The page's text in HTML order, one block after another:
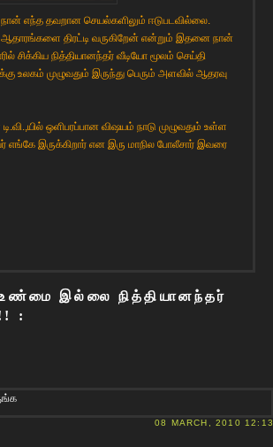
எந்த தவறான செயல்களிலும் ஈடுபடவில்லை.
திரட்டி வருகிறேன் என்றும் இதனை நான்
சிக்கிய நித்தியானந்தர் வீடியோ மூலம் செய்தி
உலகம் முழுவதும் இருந்து பெரும் அளவில் ஆதரவு
ஒளிபரப்பான விஷயம் நாடு முழுவதும் உள்ள
இருக்கிறார் என இரு மாநில போலீசார் இவரை
உண்மை இல்லை நித்தியானந்தர்
:
08 MARCH, 2010 12:13